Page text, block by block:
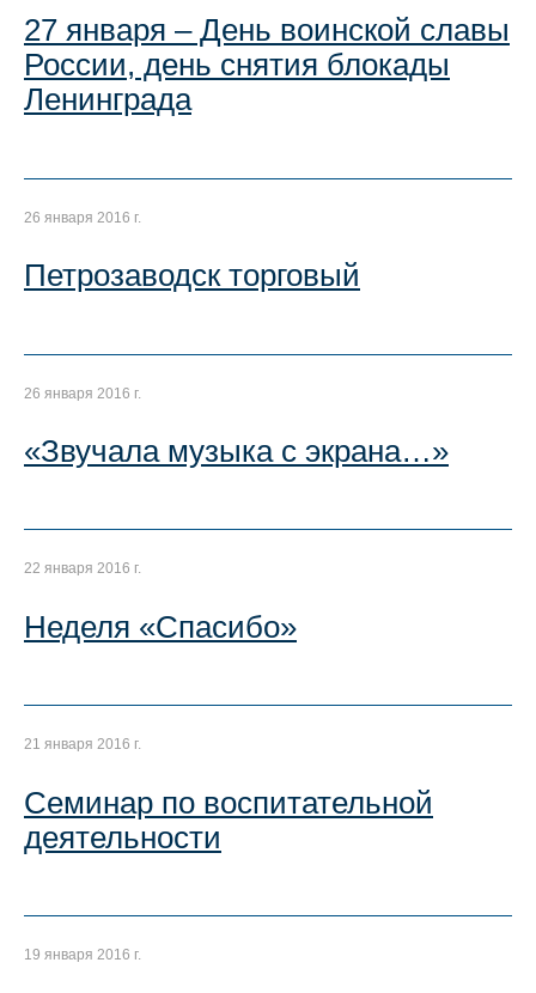
27 января – День воинской славы
России, день снятия блокады
Ленинграда
26 января 2016 г.
Петрозаводск торговый
26 января 2016 г.
«Звучала музыка с экрана…»
22 января 2016 г.
Неделя «Спасибо»
21 января 2016 г.
Семинар по воспитательной
деятельности
19 января 2016 г.